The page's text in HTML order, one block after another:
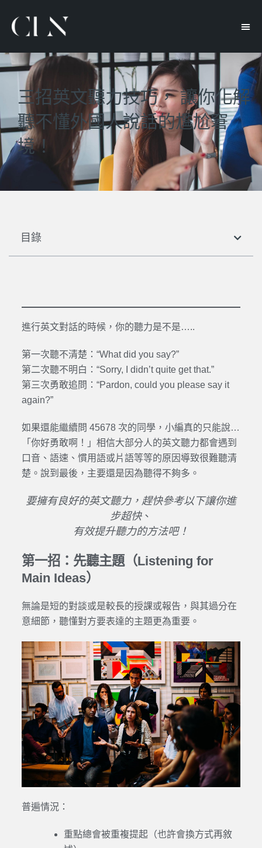
三招英文聽力技巧， 讓你化解
聽不懂外國人說話的尷尬窘
境！
目錄
進行英文對話的時候，你的聽力是不是…..
第一次聽不清楚：“What did you say?”
第二次聽不明白：“Sorry, I didn’t quite get that.”
第三次勇敢追問：“Pardon, could you please say it
again?”
如果還能繼續問 45678 次的同學，小編真的只能說…
「你好勇敢啊！」相信大部分人的英文聽力都會遇到
口音、語速、慣用語或片語等等的原因導致很難聽清
楚。說到最後，主要還是因為聽得不夠多。
要擁有良好的英文聽力，趕快參考以下讓你進
步超快、
有效提升聽力的方法吧！
第一招：先聽主題（Listening for
Main Ideas）
無論是短的對談或是較長的授課或報告，與其過分在
意細節，聽懂對方要表達的主題更為重要。
普遍情況：
重點總會被重複提起（也許會換方式再敘